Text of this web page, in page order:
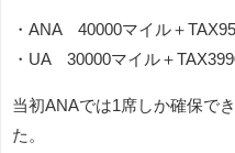
・ANA 40000マイル＋
・UA 30000マイル＋
当初ANAでは1席しか確保で
た。